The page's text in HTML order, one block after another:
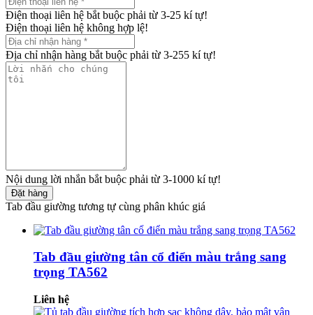
Điện thoại liên hệ bắt buộc phải từ 3-25 kí tự!
Điện thoại liên hệ không hợp lệ!
Địa chỉ nhận hàng bắt buộc phải từ 3-255 kí tự!
Nội dung lời nhắn bắt buộc phải từ 3-1000 kí tự!
Đặt hàng
Tab đầu giường tương tự cùng phân khúc giá
Tab đầu giường tân cổ điển màu trắng sang
trọng TA562
Liên hệ